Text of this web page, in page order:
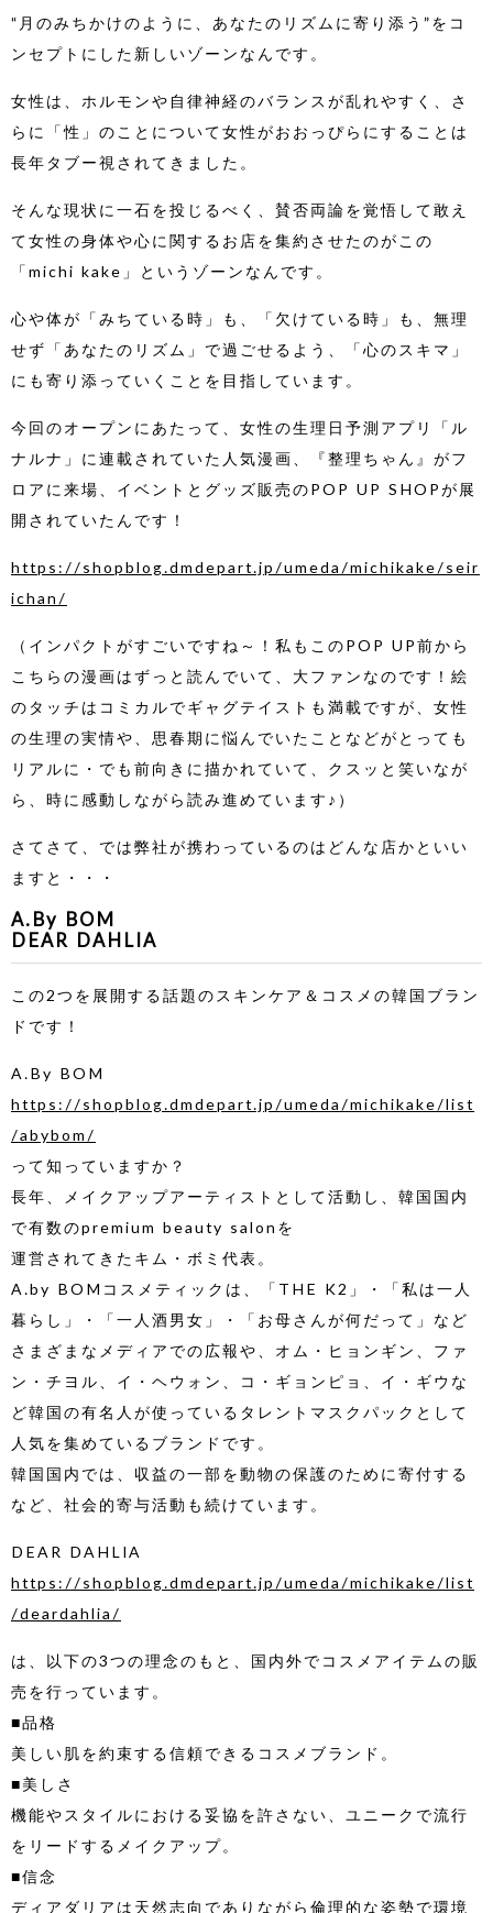
“月のみちかけのように、あなたのリズムに寄り添う”をコ
ンセプトにした新しいゾーンなんです。
女性は、ホルモンや自律神経のバランスが乱れやすく、さ
らに「性」のことについて女性がおおっぴらにすることは
長年タブー視されてきました。
そんな現状に一石を投じるべく、賛否両論を覚悟して敢え
て女性の身体や心に関するお店を集約させたのがこの
「michi kake」というゾーンなんです。
心や体が「みちている時」も、「欠けている時」も、無理
せず「あなたのリズム」で過ごせるよう、「心のスキマ」
にも寄り添っていくことを目指しています。
今回のオープンにあたって、女性の生理日予測アプリ「ル
ナルナ」に連載されていた人気漫画、『整理ちゃん』がフ
ロアに来場、イベントとグッズ販売のPOP UP SHOPが展
開されていたんです！
https://shopblog.dmdepart.jp/umeda/michikake/seir
ichan/
（インパクトがすごいですね～！私もこのPOP UP前から
こちらの漫画はずっと読んでいて、大ファンなのです！絵
のタッチはコミカルでギャグテイストも満載ですが、女性
の生理の実情や、思春期に悩んでいたことなどがとっても
リアルに・でも前向きに描かれていて、クスッと笑いなが
ら、時に感動しながら読み進めています♪）
さてさて、では弊社が携わっているのはどんな店かといい
ますと・・・
A.By BOM
DEAR DAHLIA
この2つを展開する話題のスキンケア＆コスメの韓国ブラン
ドです！
A.By BOM
https://shopblog.dmdepart.jp/umeda/michikake/list
/abybom/
って知っていますか？
長年、メイクアップアーティストとして活動し、韓国国内
で有数のpremium beauty salonを
運営されてきたキム・ボミ代表。
A.by BOMコスメティックは、「THE K2」・「私は一人
暮らし」・「一人酒男女」・「お母さんが何だって」など
さまざまなメディアでの広報や、オム・ヒョンギン、ファ
ン・チヨル、イ・ヘウォン、コ・ギョンピョ、イ・ギウな
ど韓国の有名人が使っているタレントマスクパックとして
人気を集めているブランドです。
韓国国内では、収益の一部を動物の保護のために寄付する
など、社会的寄与活動も続けています。
DEAR DAHLIA
https://shopblog.dmdepart.jp/umeda/michikake/list
/deardahlia/
は、以下の3つの理念のもと、国内外でコスメアイテムの販
売を行っています。
■品格
美しい肌を約束する信頼できるコスメブランド。
■美しさ
機能やスタイルにおける妥協を許さない、ユニークで流行
をリードするメイクアップ。
■信念
ディアダリアは天然志向でありながら倫理的な姿勢で環境